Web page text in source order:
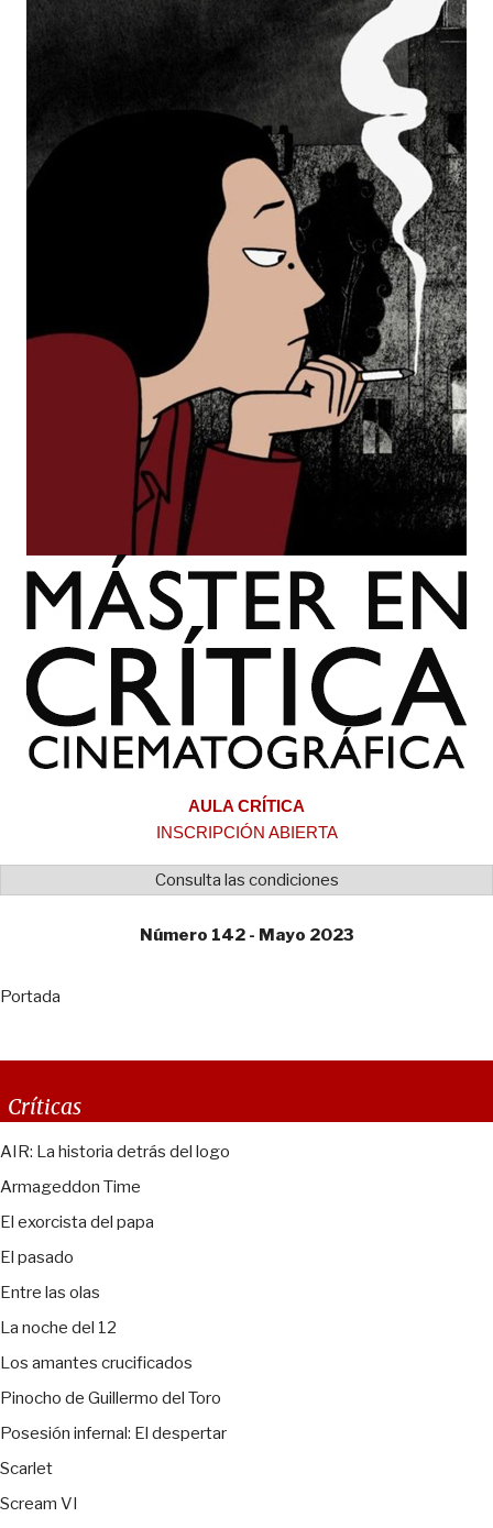
AULA CRÍTICA
INSCRIPCIÓN ABIERTA
Consulta las condiciones
Número 142 - Mayo 2023
Portada
Críticas
AIR: La historia detrás del logo
Armageddon Time
El exorcista del papa
El pasado
Entre las olas
La noche del 12
Los amantes crucificados
Pinocho de Guillermo del Toro
Posesión infernal: El despertar
Scarlet
Scream VI